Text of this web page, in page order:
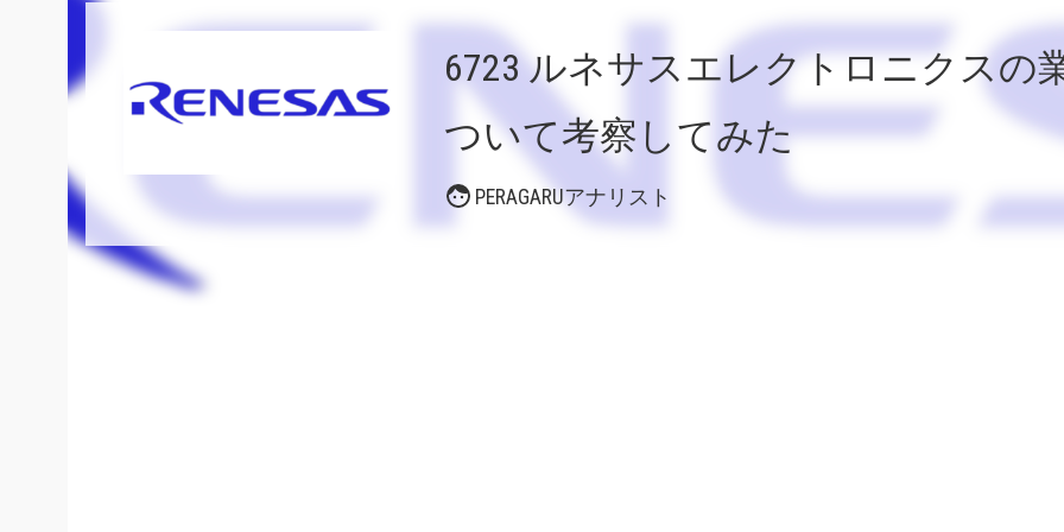
6723 ルネサスエレクトロニクスの
ついて考察してみた
PERAGARUアナリスト